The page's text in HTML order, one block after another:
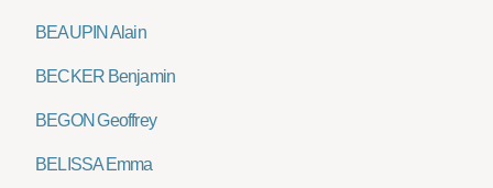
BEAUPIN Alain
BECKER Benjamin
BEGON Geoffrey
BELISSA Emma